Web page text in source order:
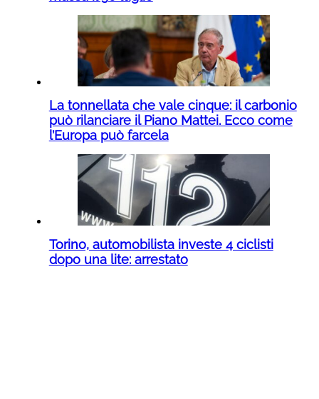
La tonnellata che vale cinque: il carbonio
può rilanciare il Piano Mattei. Ecco come
l’Europa può farcela
Torino, automobilista investe 4 ciclisti
dopo una lite: arrestato